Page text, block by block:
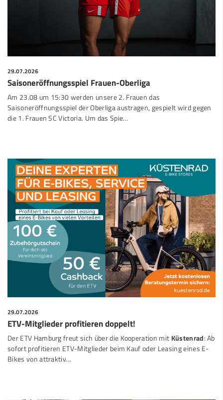
29.07.2026
Saisoneröffnungsspiel Frauen-Oberliga
Am 23.08 um 15:30 werden unsere 2. Frauen das
Saisoneröffnungsspiel der Oberliga austragen, gespielt wird gegen
die 1. Frauen SC Victoria. Um das Spie…
29.07.2026
ETV-Mitglieder profitieren doppelt!
Der ETV Hamburg freut sich über die Kooperation mit Küstenrad: Ab
sofort profitieren ETV-Mitglieder beim Kauf oder Leasing eines E-
Bikes von attraktiv…